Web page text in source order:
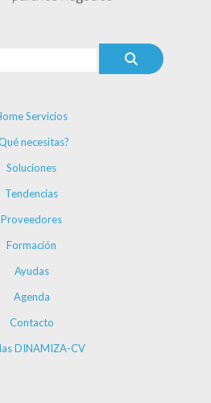
Servicios
necesitas?
Soluciones
Tendencias
Proveedores
Formación
Ayudas
Agenda
Contacto
DINAMIZA-CV